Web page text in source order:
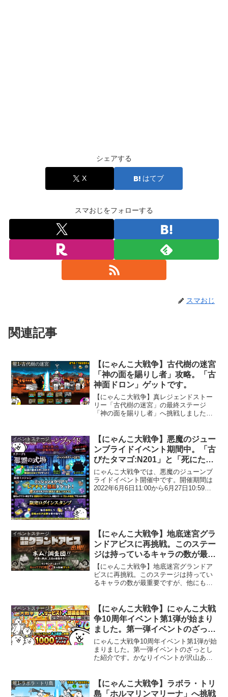
シェアする
X はてブ
スマおじをフォローする
スマおじ
関連記事
星1-古代樹の迷宮
【にゃんこ大戦争】古代樹の迷宮
「神の面を賜りし者」攻略。「古
神面ドロン」ゲットです。
【にゃんこ大戦争】真レジェンドストー
リー「古代樹の迷宮」の最終ステージ
「神の面を賜りし者」へ挑戦しました。
入手が出来るようです。絶対手に入れた
いときは、一度クリアしたら「トレジャ
ーレーダー」を使って再戦が良いです
ね。
イベントステージ
【にゃんこ大戦争】悪魔のジュー
ンブライドイベント期間中。「古
びたタマゴ:N201」と「死にたて
にゃんこ」などを入手可能。
にゃんこ大戦争では、悪魔のジューンブ
ライドイベント開催中です。開催期間は
2022年6月6日11:00から6月27日10:59ま
たてにゃんこ」の2種を入手可能です。
イベントステージ
【にゃんこ大戦争】地底迷宮グラ
ンドアビスに再挑戦。このステー
ジは持っているキャラの数が最重
要ですね。
【にゃんこ大戦争】地底迷宮グランドア
ビスに再挑戦。このステージは持ってい
るキャラの数が最重要ですが、他にもい
個人的な意見になってしまいますが、い
くつかクリアの進め方を書いてみます。
イベントステージ
【にゃんこ大戦争】にゃんこ大戦
争10周年イベント第1弾が始まり
ました。第一弾イベントのざっと
した紹介です。
にゃんこ大戦争10周年イベント第1弾が始
まりました。第一弾イベントのざっとし
た紹介です。かなりイベントが沢山あり
り豪華です。忙しくてあまり遊ぶ時間が
なくても「にゃんこスロット」、「大逆
星1-ラボラ・トリ島
【にゃんこ大戦争】ラボラ・トリ
島「ホルマリンマリーナ」へ挑戦